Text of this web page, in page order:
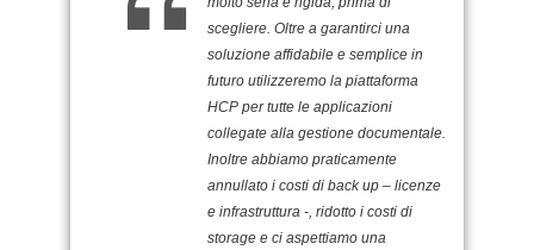
scegliere. Oltre a garantirci una
soluzione affidabile e semplice in
futuro utilizzeremo la piattaforma
HCP per tutte le applicazioni
collegate alla gestione documentale.
Inoltre abbiamo praticamente
annullato i costi di back up – licenze
e infrastruttura -, ridotto i costi di
storage e ci aspettiamo una